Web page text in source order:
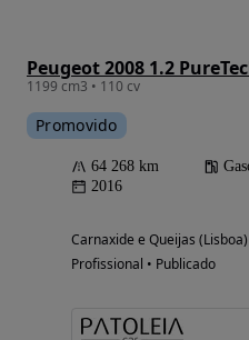
Peugeot 2008 1.2
1199 cm3 • 110 cv
Promovido
64 268 km
2016
Carnaxide e Queijas (Lisboa)
Profissional • Publicado